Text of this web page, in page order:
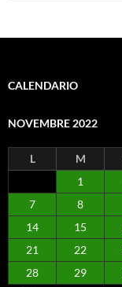
CALENDARIO
NOVEMBRE 2022
L M
1
7
8
14
15
21
22
28
29